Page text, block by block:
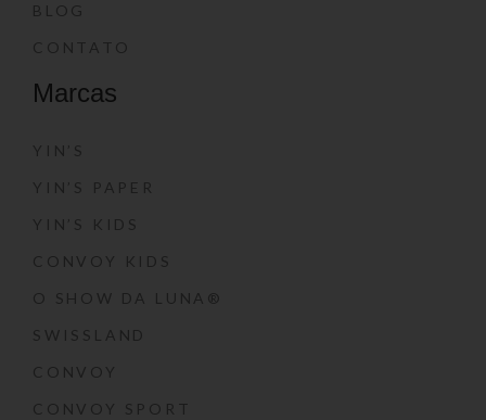
BLOG
CONTATO
Marcas
YIN’S
YIN’S PAPER
YIN’S KIDS
CONVOY KIDS
O SHOW DA LUNA®
SWISSLAND
CONVOY
CONVOY SPORT